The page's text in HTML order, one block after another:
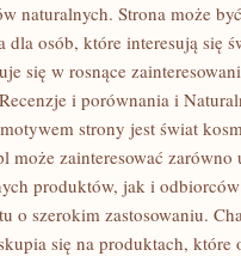
naturalnych. Strona może
dla osób, które interesują się
się w rosnące
i porównania i
strony jest świat
może zainteresować
produktów, jak i
o szerokim zastosowaniu.
się na produktach, które